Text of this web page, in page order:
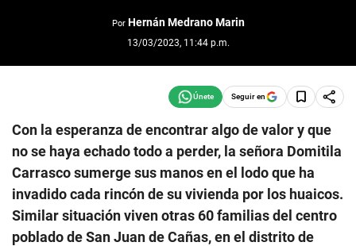
Por Hernán Medrano Marin
13/03/2023, 11:44 p.m.
Seguir en
Con la esperanza de encontrar algo de valor y que
no se haya echado todo a perder, la señora Domitila
Carrasco sumerge sus manos en el lodo que ha
invadido cada rincón de su vivienda por los huaicos.
Similar situación viven otras 60 familias del centro
poblado de San Juan de Cañas, en el distrito de